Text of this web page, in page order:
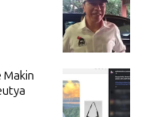
Makin